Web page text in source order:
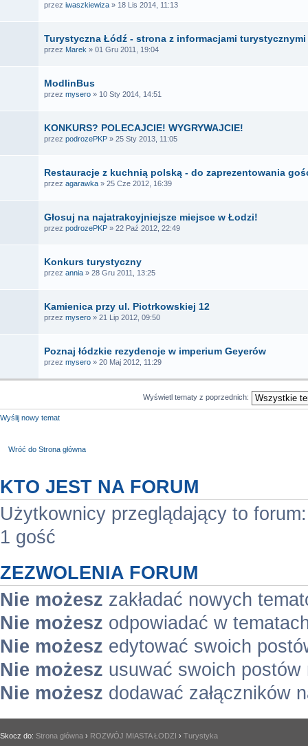
przez iwaszkiewiza » 18 Lis 2014, 11:13
Turystyczna Łódź - strona z informacjami turystycznymi
przez Marek » 01 Gru 2011, 19:04
ModlinBus
przez mysero » 10 Sty 2014, 14:51
KONKURS? POLECAJCIE! WYGRYWAJCIE!
przez podrozePKP » 25 Sty 2013, 11:05
Restauracje z kuchnią polską - do zaprezentowania
przez agarawka » 25 Cze 2012, 16:39
Głosuj na najatrakcyjniejsze miejsce w Łodzi!
przez podrozePKP » 22 Paź 2012, 22:49
Konkurs turystyczny
przez annia » 28 Gru 2011, 13:25
Kamienica przy ul. Piotrkowskiej 12
przez mysero » 21 Lip 2012, 09:50
Poznaj łódzkie rezydencje w imperium Geyerów
przez mysero » 20 Maj 2012, 11:29
Wyświetl tematy z poprzednich:
Wyślij nowy temat
Wróć do Strona główna
KTO JEST NA FORUM
Użytkownicy przeglądający to
1 gość
ZEZWOLENIA FORUM
Nie możesz zakładać nowych
Nie możesz odpowiadać w
Nie możesz edytować swoich
Nie możesz usuwać swoich postów
Nie możesz dodawać załączników
Skocz do: Strona główna › ROZWÓJ MIASTA ŁODZI › Turystyka